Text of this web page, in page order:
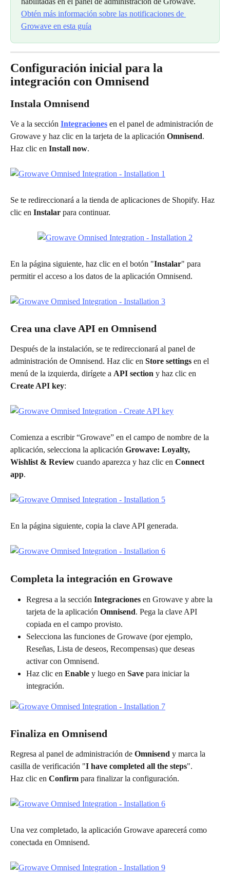
Obtén más información sobre las notificaciones de
Growave en esta guía
Configuración inicial para la
integración con Omnisend
Instala Omnisend
Ve a la sección Integraciones en el panel de administración de
Growave y haz clic en la tarjeta de la aplicación Omnisend.
Haz clic en Install now.
Se te redireccionará a la tienda de aplicaciones de Shopify. Haz
clic en Instalar para continuar.
En la página siguiente, haz clic en el botón "Instalar" para
permitir el acceso a los datos de la aplicación Omnisend.
Crea una clave API en Omnisend
Después de la instalación, se te redireccionará al panel de
administración de Omnisend. Haz clic en Store settings en el
menú de la izquierda, dirígete a API section y haz clic en
Create API key:
Comienza a escribir “Growave” en el campo de nombre de la
aplicación, selecciona la aplicación Growave: Loyalty,
Wishlist & Review cuando aparezca y haz clic en Connect
app.
En la página siguiente, copia la clave API generada.
Completa la integración en Growave
Regresa a la sección Integraciones en Growave y abre la
tarjeta de la aplicación Omnisend. Pega la clave API
copiada en el campo provisto.
Selecciona las funciones de Growave (por ejemplo,
Reseñas, Lista de deseos, Recompensas) que deseas
activar con Omnisend.
Haz clic en Enable y luego en Save para iniciar la
integración.
Finaliza en Omnisend
Regresa al panel de administración de Omnisend y marca la
casilla de verificación "I have completed all the steps".
Haz clic en Confirm para finalizar la configuración.
Una vez completado, la aplicación Growave aparecerá como
conectada en Omnisend.